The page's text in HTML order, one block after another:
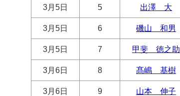
3月5日 5 出澤 大
3月5日 6 磯山 和男
3月5日 7 甲斐 徳之助
3月6日 8 髙嶋 基樹
3月6日 9 山本 伸子